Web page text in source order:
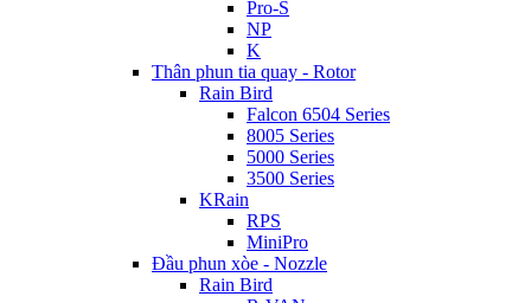
Pro-S
NP
K
Thân phun tia quay - Rotor
Rain Bird
Falcon 6504 Series
8005 Series
5000 Series
3500 Series
KRain
RPS
MiniPro
Đầu phun xòe - Nozzle
Rain Bird